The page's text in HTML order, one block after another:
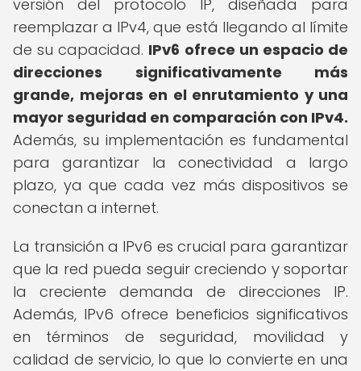
versión del protocolo IP, diseñada para
reemplazar a IPv4, que está llegando al límite
de su capacidad. IPv6 ofrece un espacio de
direcciones significativamente más
grande, mejoras en el enrutamiento y una
mayor seguridad en comparación con IPv4.
Además, su implementación es fundamental
para garantizar la conectividad a largo
plazo, ya que cada vez más dispositivos se
conectan a internet.
La transición a IPv6 es crucial para garantizar
que la red pueda seguir creciendo y soportar
la creciente demanda de direcciones IP.
Además, IPv6 ofrece beneficios significativos
en términos de seguridad, movilidad y
calidad de servicio, lo que lo convierte en una